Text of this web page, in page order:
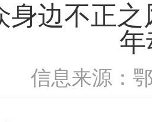
身边不正
年
信息来源：